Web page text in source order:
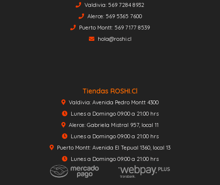
Valdivia: 569 7284 8932
Alerce: 569 5365 7600
Puerto Montt: 569 7177 8539
hola@roshi.cl
Tiendas ROSHI.cl
Valdivia: Avenida Pedro Montt 4300
Lunes a Domingo 09:00 a 21:00 hrs
Alerce: Gabriela Mistral 957, local 11
Lunes a Domingo 09:00 a 21:00 hrs
Puerto Montt: Avenida El Tepual 1360, local 13
Lunes a Domingo 09:00 a 21:00 hrs